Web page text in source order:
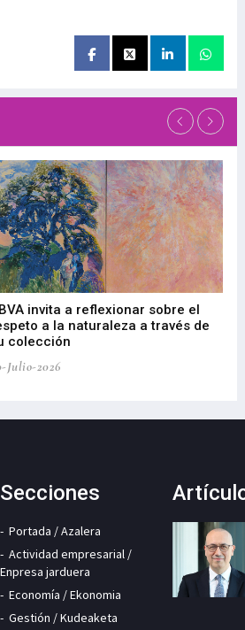
invita a reflexionar sobre el
a la naturaleza a través de
colección
Julio-2026
Secciones
Portada / Azalera
Actividad empresarial /
Enpresa jarduera
Economía / Ekonomia
Gestión / Kudeaketa